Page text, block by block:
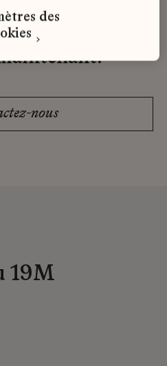
votre profil ?
candidature
nous
19M
des